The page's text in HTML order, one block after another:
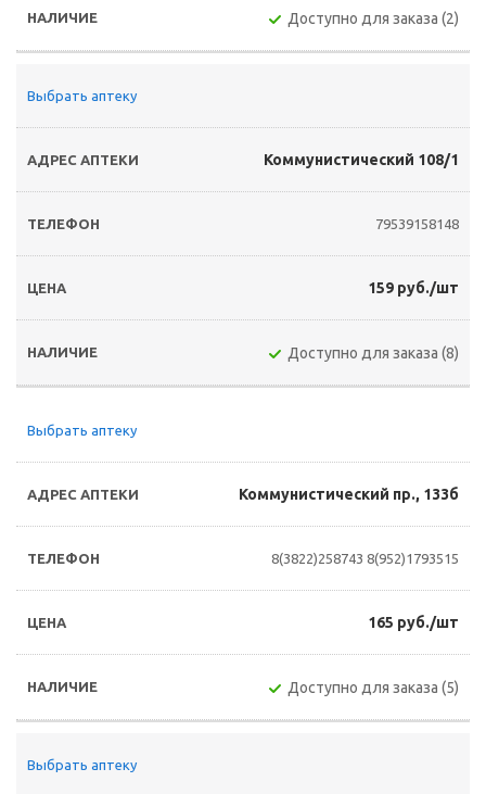
Доступно для заказа (2)
Выбрать аптеку
Коммунистический 108/1
79539158148
159 руб./шт
Доступно для заказа (8)
Выбрать аптеку
Коммунистический пр., 133б
8(3822)258743 8(952)1793515
165 руб./шт
Доступно для заказа (5)
Выбрать аптеку